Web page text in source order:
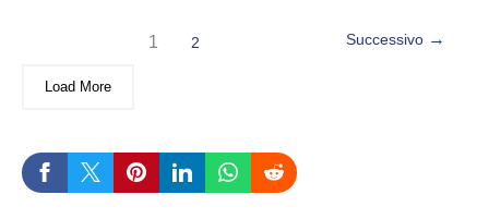
1 2 Successivo →
Load More